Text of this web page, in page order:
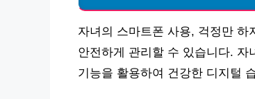
자녀의 스마트폰 사용, 걱정만
안전하게 관리할 수 있습니다.
기능을 활용하여 건강한 디지털